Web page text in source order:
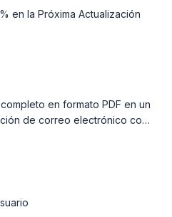
en la Próxima Actualización
en formato PDF en un
de correo electrónico con